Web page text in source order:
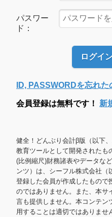
パスワー
ド：
ログイ
ID, PASSWORDを忘れ
会員登録は無料です！ 新
健全！どんぶり会計β版（以下
教育ツールとして開発されたも
(比例縮尺)財務諸表やデータな
ンツ）は、シーフル株式会社（
登録した会員が作成したもので
のではありません。また、本サ
言も提供しません。本コンテン
用することは適切ではありませ